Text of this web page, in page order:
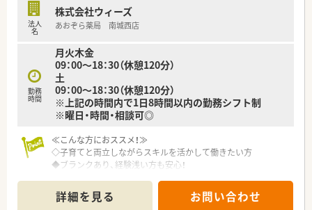
法人
名
株式会社ウィーズ
あおぞら薬局 南城西店
勤務
時間
月火木金
09：00～18：30（休憩120分）
土
09：00～18：30（休憩120分）
※上記の時間内で1日8時間以内の勤務シフト制
※曜日・時間・相談可◎
≪こんな方におススメ！≫
◇子育てと両立しながらスキルを活かして働きたい方
◆ブランクあり、経験浅い方も安心！
◇Ｕターンなど、青森県に貢献したい方
◆耳鼻科のご経験を活かして働きたい方
詳細を見る お問い合わせ